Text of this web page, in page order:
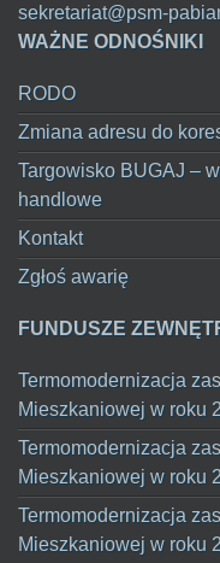
sekretariat@psm-
WAŻNE ODNOŚNIKI
RODO
Zmiana adresu do
Targowisko BUGAJ –
handlowe
Kontakt
Zgłoś awarię
FUNDUSZE
Termomodernizacja
Mieszkaniowej w roku
Termomodernizacja
Mieszkaniowej w roku
Termomodernizacja
Mieszkaniowej w roku